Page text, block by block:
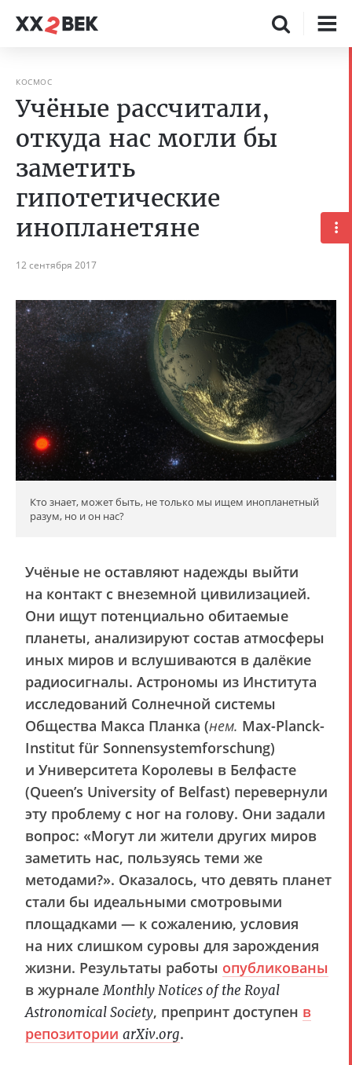
КОСМОС
Учёные рассчитали,
откуда нас могли бы
заметить
гипотетические
инопланетяне
12 сентября 2017
Кто знает, может быть, не только мы ищем инопланетный
разум, но и он нас?
Учёные не оставляют надежды выйти
на контакт с внеземной цивилизацией.
Они ищут потенциально обитаемые
планеты, анализируют состав атмосферы
иных миров и вслушиваются в далёкие
радиосигналы. Астрономы из Института
исследований Солнечной системы
Общества Макса Планка (нем. Max-Planck-
Institut für Sonnensystemforschung)
и Университета Королевы в Белфасте
(Queen’s University of Belfast) перевернули
эту проблему с ног на голову. Они задали
вопрос: «Могут ли жители других миров
заметить нас, пользуясь теми же
методами?». Оказалось, что девять планет
стали бы идеальными смотровыми
площадками — к сожалению, условия
на них слишком суровы для зарождения
жизни. Результаты работы опубликованы
в журнале Monthly Notices of the Royal
Astronomical Society, препринт доступен в
репозитории arXiv.org.